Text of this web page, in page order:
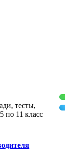
тесты,
по 11 класс